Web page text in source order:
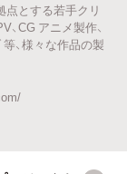
とする若手クリ
CG アニメ製作、
、様々な作品の製